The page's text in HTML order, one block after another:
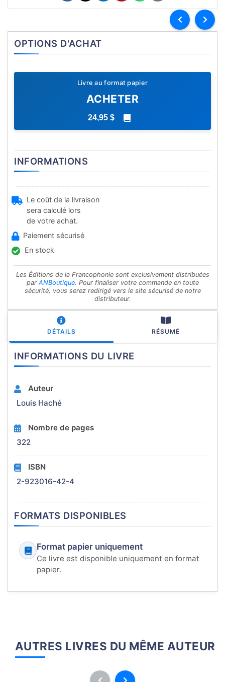
OPTIONS D'ACHAT
Livre au format papier
ACHETER
24,95 $
INFORMATIONS
Le coût de la livraison
sera calculé lors
de votre achat.
Paiement sécurisé
En stock
Les Éditions de la Francophonie sont exclusivement distribuées
par ANBoutique. Pour finaliser votre commande en toute
sécurité, vous serez redirigé vers le site sécurisé de notre
distributeur.
DÉTAILS RÉSUMÉ
INFORMATIONS DU LIVRE
Auteur
Louis Haché
Nombre de pages
322
ISBN
2-923016-42-4
FORMATS DISPONIBLES
Format papier uniquement
Ce livre est disponible uniquement en format
papier.
AUTRES LIVRES DU MÊME AUTEUR